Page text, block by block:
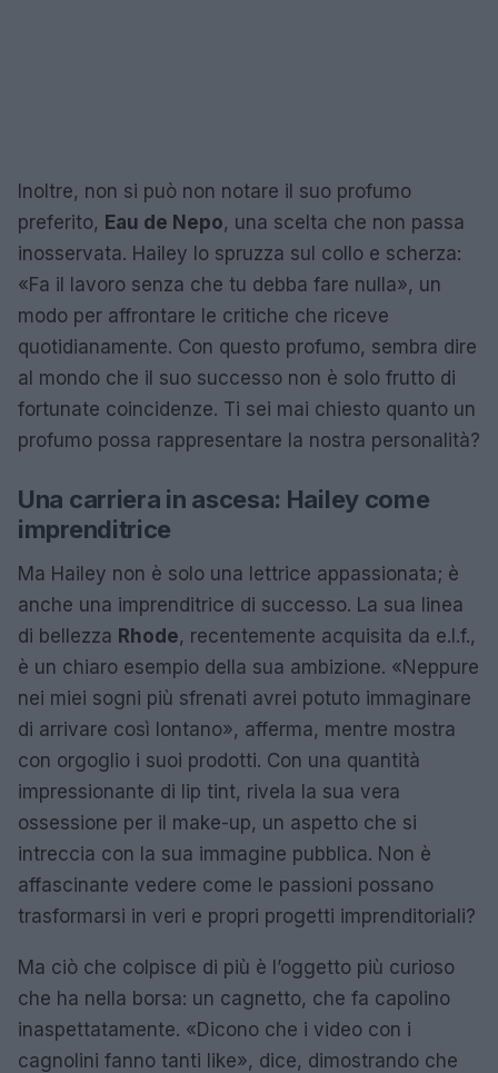
Inoltre, non si può non notare il suo profumo
preferito, Eau de Nepo, una scelta che non passa
inosservata. Hailey lo spruzza sul collo e scherza:
«Fa il lavoro senza che tu debba fare nulla», un
modo per affrontare le critiche che riceve
quotidianamente. Con questo profumo, sembra dire
al mondo che il suo successo non è solo frutto di
fortunate coincidenze. Ti sei mai chiesto quanto un
profumo possa rappresentare la nostra personalità?
Una carriera in ascesa: Hailey come
imprenditrice
Ma Hailey non è solo una lettrice appassionata; è
anche una imprenditrice di successo. La sua linea
di bellezza Rhode, recentemente acquisita da e.l.f.,
è un chiaro esempio della sua ambizione. «Neppure
nei miei sogni più sfrenati avrei potuto immaginare
di arrivare così lontano», afferma, mentre mostra
con orgoglio i suoi prodotti. Con una quantità
impressionante di lip tint, rivela la sua vera
ossessione per il make-up, un aspetto che si
intreccia con la sua immagine pubblica. Non è
affascinante vedere come le passioni possano
trasformarsi in veri e propri progetti imprenditoriali?
Ma ciò che colpisce di più è l’oggetto più curioso
che ha nella borsa: un cagnetto, che fa capolino
inaspettatamente. «Dicono che i video con i
cagnolini fanno tanti like», dice, dimostrando che